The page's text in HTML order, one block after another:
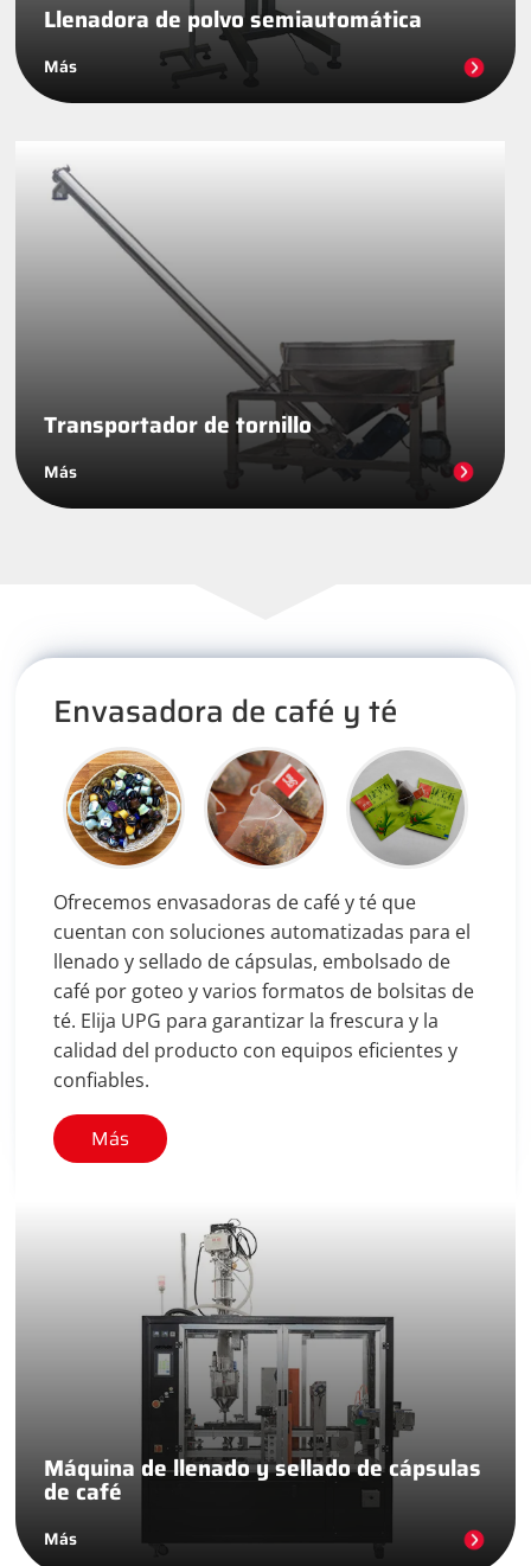
Llenadora de polvo semiautomática
Más
Transportador de tornillo
Más
Envasadora de café y té
Ofrecemos envasadoras de café y té que
cuentan con soluciones automatizadas para el
llenado y sellado de cápsulas, embolsado de
café por goteo y varios formatos de bolsitas de
té. Elija UPG para garantizar la frescura y la
calidad del producto con equipos eficientes y
confiables.
Más
Máquina de llenado y sellado de cápsulas
de café
Más